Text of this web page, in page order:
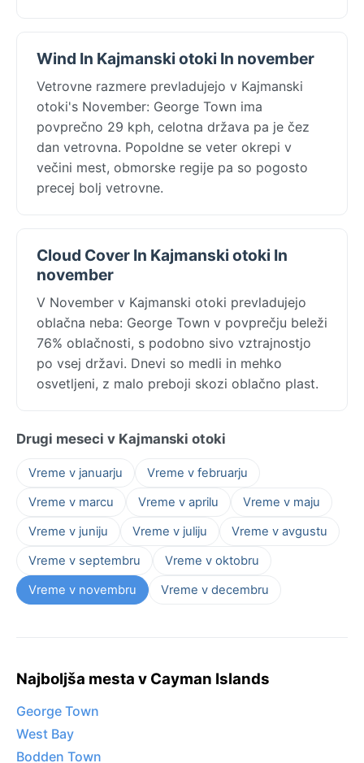
Wind In Kajmanski otoki In november
Vetrovne razmere prevladujejo v Kajmanski
otoki's November: George Town ima
povprečno 29 kph, celotna država pa je čez
dan vetrovna. Popoldne se veter okrepi v
večini mest, obmorske regije pa so pogosto
precej bolj vetrovne.
Cloud Cover In Kajmanski otoki In
november
V November v Kajmanski otoki prevladujejo
oblačna neba: George Town v povprečju beleži
76% oblačnosti, s podobno sivo vztrajnostjo
po vsej državi. Dnevi so medli in mehko
osvetljeni, z malo preboji skozi oblačno plast.
Drugi meseci v Kajmanski otoki
Vreme v januarju
Vreme v februarju
Vreme v marcu
Vreme v aprilu
Vreme v maju
Vreme v juniju
Vreme v juliju
Vreme v avgustu
Vreme v septembru
Vreme v oktobru
Vreme v novembru
Vreme v decembru
Najboljša mesta v Cayman Islands
George Town
West Bay
Bodden Town